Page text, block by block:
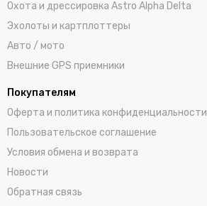
Охота и дрессировка Astro Alpha Delta
Эхолоты и картплоттеры
Авто / мото
Внешние GPS приемники
Покупателям
Оферта и политика конфиденциальности
Пользовательское соглашение
Условия обмена и возврата
Новости
Обратная связь